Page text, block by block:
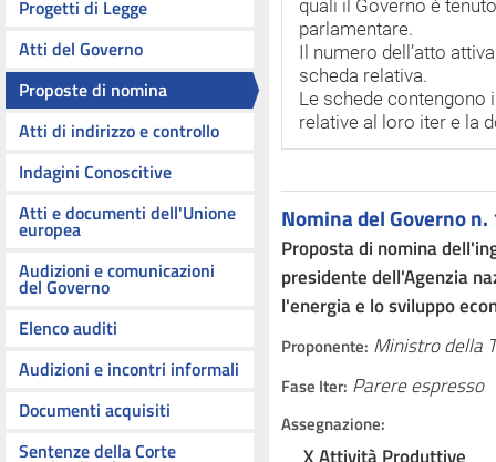
Progetti di Legge
Atti del Governo
Proposte di nomina
Atti di indirizzo e controllo
Indagini Conoscitive
Atti e documenti dell'Unione
europea
Audizioni e comunicazioni
del Governo
Elenco auditi
Audizioni e incontri informali
Documenti acquisiti
Sentenze della Corte
quali il Governo è
parlamentare.
Il numero dell’atto
scheda relativa.
Le schede contengono
relative al loro iter e la
Nomina del Governo n.
Proposta di nomina
presidente dell'Agenzia
l'energia e lo sviluppo
Proponente: Ministro della
Fase Iter: Parere espresso
Assegnazione: